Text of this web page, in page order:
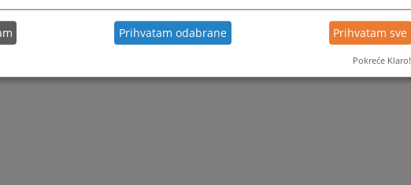
Prihvatam odabrane Prihvatam sve
Pokreće Klaro!